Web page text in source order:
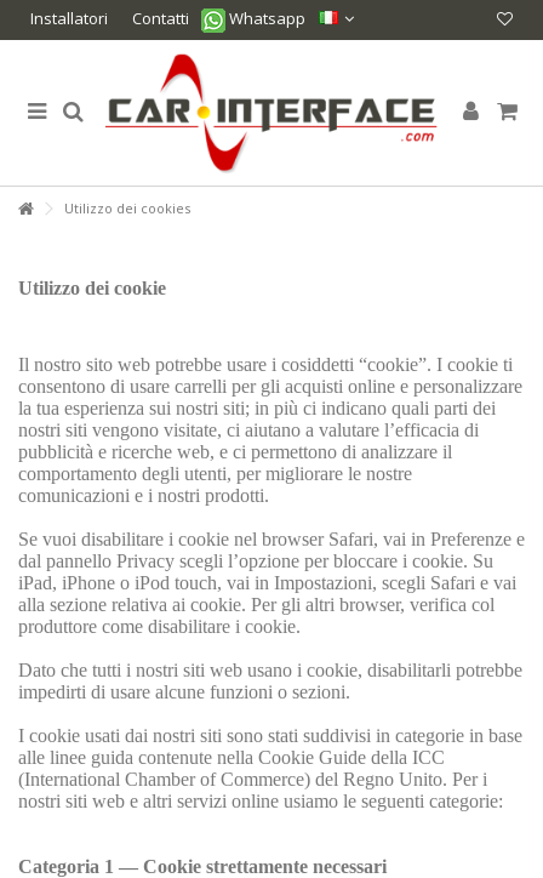
Installatori Contatti Whatsapp
Utilizzo dei cookies
Utilizzo dei cookie
Il nostro sito web potrebbe usare i cosiddetti “cookie”. I cookie ti
consentono di usare carrelli per gli acquisti online e personalizzare
la tua esperienza sui nostri siti; in più ci indicano quali parti dei
nostri siti vengono visitate, ci aiutano a valutare l’efficacia di
pubblicità e ricerche web, e ci permettono di analizzare il
comportamento degli utenti, per migliorare le nostre
comunicazioni e i nostri prodotti.
Se vuoi disabilitare i cookie nel browser Safari, vai in Preferenze e
dal pannello Privacy scegli l’opzione per bloccare i cookie. Su
iPad, iPhone o iPod touch, vai in Impostazioni, scegli Safari e vai
alla sezione relativa ai cookie. Per gli altri browser, verifica col
produttore come disabilitare i cookie.
Dato che tutti i nostri siti web usano i cookie, disabilitarli potrebbe
impedirti di usare alcune funzioni o sezioni.
I cookie usati dai nostri siti sono stati suddivisi in categorie in base
alle linee guida contenute nella Cookie Guide della ICC
(International Chamber of Commerce) del Regno Unito. Per i
nostri siti web e altri servizi online usiamo le seguenti categorie:
Categoria 1 — Cookie strettamente necessari